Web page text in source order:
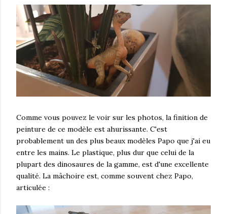
Comme vous pouvez le voir sur les photos, la finition de
peinture de ce modèle est ahurissante. C'est
probablement un des plus beaux modèles Papo que j'ai eu
entre les mains. Le plastique, plus dur que celui de la
plupart des dinosaures de la gamme, est d'une excellente
qualité. La mâchoire est, comme souvent chez Papo,
articulée :